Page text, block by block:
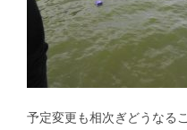
予定変更も相次ぎどうなる